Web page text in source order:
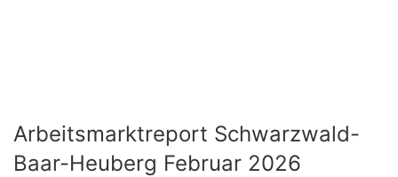
Arbeitsmarktreport Schwarzwald-
Baar-Heuberg Februar 2026